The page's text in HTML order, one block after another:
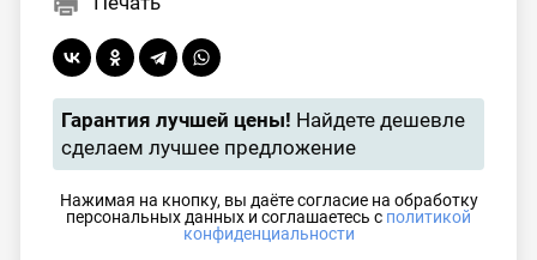
Гарантия лучшей цены! Найдете дешевле
сделаем лучшее предложение
Нажимая на кнопку, вы даёте согласие на обработку
персональных данных и соглашаетесь с политикой
конфиденциальности